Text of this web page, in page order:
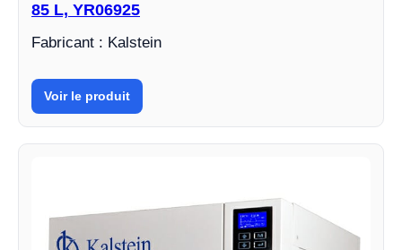
85 L, YR06925
Fabricant : Kalstein
Voir le produit